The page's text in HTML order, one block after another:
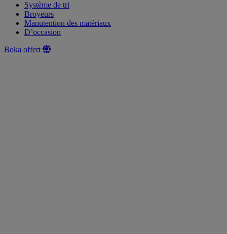
Système de tri
Broyeurs
Manutention des matériaux
D’occasion
Boka offert